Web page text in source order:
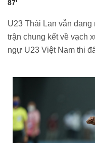
87'
U23 Thái Lan vẫn
trận chung kết về vạch
ngự U23 Việt Nam thi